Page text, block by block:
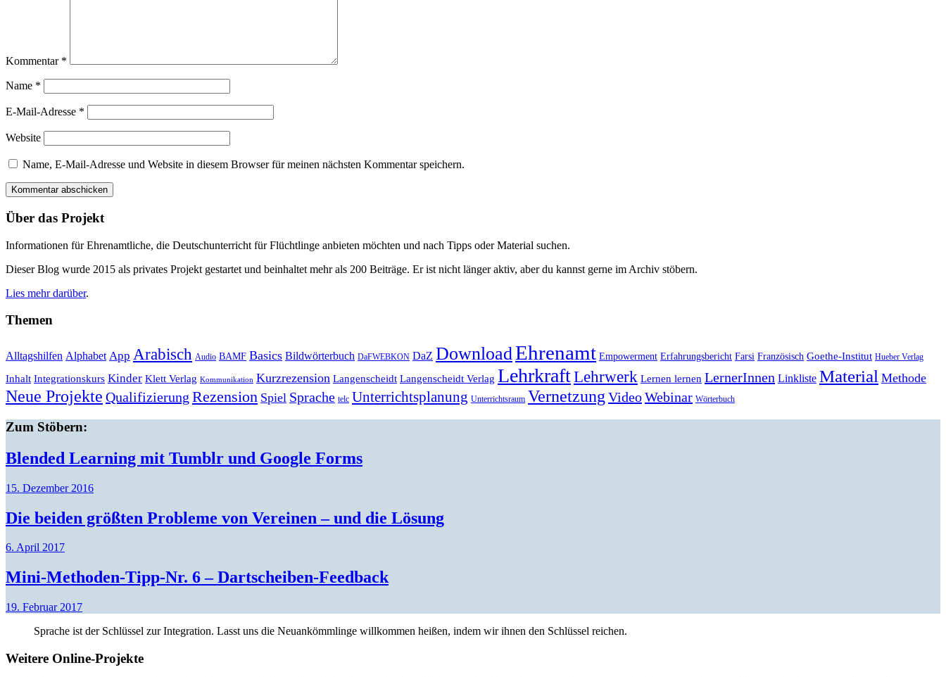
Kommentar *
Name *
E-Mail-Adresse *
Website
Name, E-Mail-Adresse und Website in diesem Browser für meinen nächsten Kommentar speichern.
Über das Projekt
Informationen für Ehrenamtliche, die Deutschunterricht für Flüchtlinge anbieten möchten und nach Tipps oder Material suchen.
Dieser Blog wurde 2015 als privates Projekt gestartet und beinhaltet mehr als 200 Beiträge. Er ist nicht länger aktiv, aber du kannst gerne im Archiv stöbern.
Lies mehr darüber.
Themen
Alltagshilfen Alphabet App Arabisch Audio BAMF Basics Bildwörterbuch DaFWEBKON DaZ DownloadEhrenamt Empowerment Erfahrungsbericht Farsi Französisch Goethe-Institut Hueber Verlag
Inhalt Integrationskurs Kinder Klett Verlag Kommunikation Kurzrezension Langenscheidt Langenscheidt Verlag LehrkraftLehrwerk Lernen lernen LernerInnen Linkliste Material Methode
Neue Projekte Qualifizierung Rezension Spiel Sprache telc Unterrichtsplanung Unterrichtsraum Vernetzung VideoWebinar Wörterbuch
Zum Stöbern:
Blended Learning mit Tumblr und Google Forms
15. Dezember 2016
Die beiden größten Probleme von Vereinen – und die Lösung
6. April 2017
Mini-Methoden-Tipp-Nr. 6 – Dartscheiben-Feedback
19. Februar 2017
Sprache ist der Schlüssel zur Integration. Lasst uns die Neuankömmlinge willkommen heißen, indem wir ihnen den Schlüssel reichen.
Weitere Online-Projekte